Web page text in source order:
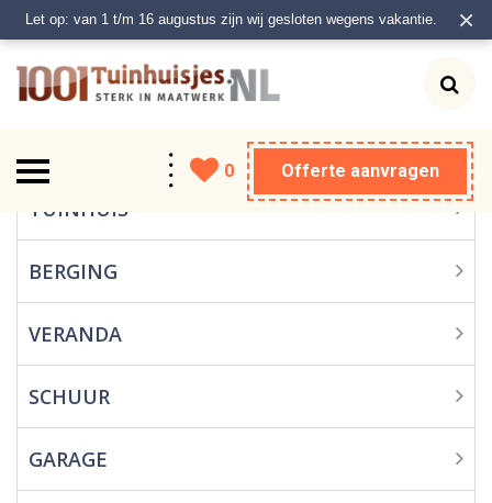
Let op: van 1 t/m 16 augustus zijn wij gesloten wegens vakantie. ×
Veranda
Schuur
Carport
0 Offerte aanvragen
TUINHUIS
BERGING
VERANDA
SCHUUR
GARAGE